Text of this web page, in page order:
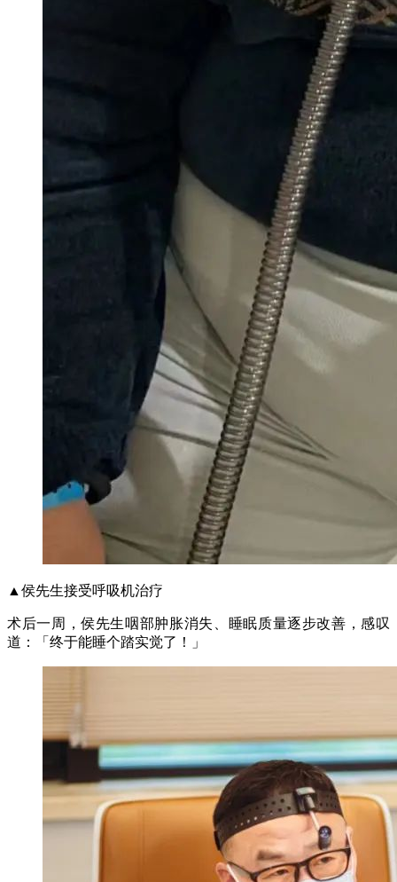
▲侯先生接受呼吸机治疗
术后一周，侯先生咽部肿胀消失、睡眠质量逐步改善，感叹
道：「终于能睡个踏实觉了！」